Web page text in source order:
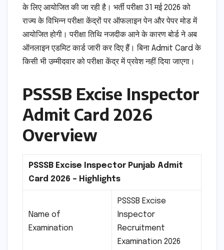
के लिए आयोजित की जा रही है। भर्ती परीक्षा 31 मई 2026 को
राज्य के विभिन्न परीक्षा केंद्रों पर ऑफलाइन पेन और पेपर मोड में
आयोजित होगी। परीक्षा तिथि नजदीक आने के कारण बोर्ड ने अब
ऑनलाइन एडमिट कार्ड जारी कर दिए हैं। बिना Admit Card के
किसी भी उम्मीदवार को परीक्षा केंद्र में प्रवेश नहीं दिया जाएगा।
PSSSB Excise Inspector
Admit Card 2026
Overview
PSSSB Excise Inspector Punjab Admit
Card 2026 – Highlights
Name of
Examination
PSSSB Excise
Inspector
Recruitment
Examination 2026